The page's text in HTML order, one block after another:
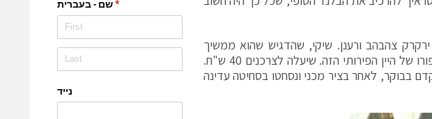
פרנץ קולומבר אימפרשן 2019, לבן, ירקרק צהבהב ורענן. שיקי, שהדגיש שהוא ממשיך
להתרגש עד היום בעת ייצור כל יין, סיפר לנו את סיפורו של היין הפירותי הזה. שיעלה לצרכנים 40 ש"ח.
בבוקר, לאחר בציר מכני ונסחטו בסחיטה עדינה